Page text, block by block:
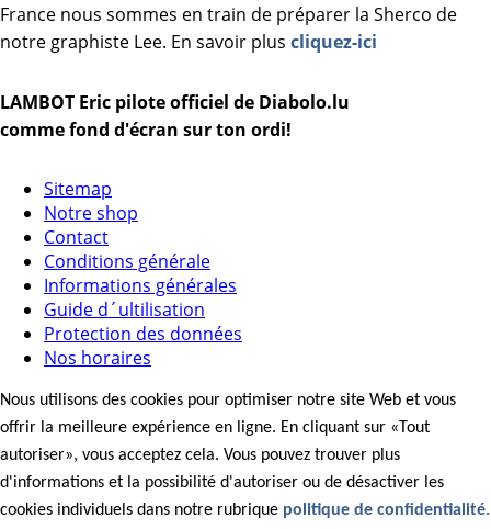
France nous sommes en train de préparer la Sherco de
notre graphiste Lee. En savoir plus cliquez-ici
LAMBOT Eric pilote officiel de Diabolo.lu
comme fond d'écran sur ton ordi!
Sitemap
Notre shop
Contact
Conditions générale
Informations générales
Guide d´ultilisation
Protection des données
Nos horaires
Nous utilisons des cookies pour optimiser notre site Web et vous
offrir la meilleure expérience en ligne. En cliquant sur «Tout
autoriser», vous acceptez cela. Vous pouvez trouver plus
d'informations et la possibilité d'autoriser ou de désactiver les
cookies individuels dans notre rubrique politique de confidentialité.